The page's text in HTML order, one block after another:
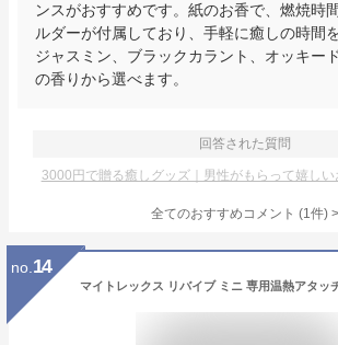
ンスがおすすめです。紙のお香で、燃焼時
ルダーが付属しており、手軽に癒しの時間
ジャスミン、ブラックカラント、オッキー
の香りから選べます。
回答された質問
3000円で贈る癒しグッズ｜男性がもらって嬉しい
全てのおすすめコメント (1件) >
no. 14